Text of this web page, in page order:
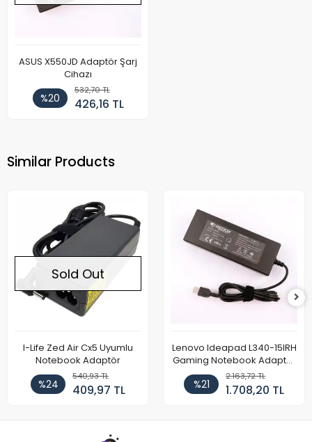
ASUS X550JD Adaptör Şarj
Cihazı
%20
532,70 TL
426,16 TL
Similar Products
Sold Out
I-Life Zed Air Cx5 Uyumlu
Notebook Adaptör
%24
540,93 TL
409,97 TL
Lenovo Ideapad L340-15IRH
Gaming Notebook Adaptör
Cihazı Şarj Aleti (150W)
%21
2.163,72 TL
1.708,20 TL